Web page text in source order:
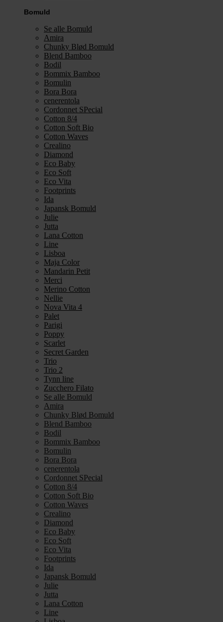
Bomuld
Se alle Bomuld
Amira
Chunky Blød Bomuld
Blend Bamboo
Bodil
Bommix Bamboo
Bomulin
Bora Bora
cenerentola
Cordonnet SPecial
Cotton 8/4
Cotton Soft Bio
Cotton Waves
Crealino
Diamond
Eco Baby
Eco Soft
Eco Vita
Footprints
Ida
Japansk Bomuld
Julie
Jutta
Lana Cotton
Line
Lisboa
Maja Color
Mandarin Petit
Merci
Merino Cotton
Nellie
Nova Vita 4
Palet
Parigi
Poppy
Scarlet
Secret Garden
Trio
Trio 2
Tynn line
Zucchero Filato
Se alle Bomuld
Amira
Chunky Blød Bomuld
Blend Bamboo
Bodil
Bommix Bamboo
Bomulin
Bora Bora
cenerentola
Cordonnet SPecial
Cotton 8/4
Cotton Soft Bio
Cotton Waves
Crealino
Diamond
Eco Baby
Eco Soft
Eco Vita
Footprints
Ida
Japansk Bomuld
Julie
Jutta
Lana Cotton
Line